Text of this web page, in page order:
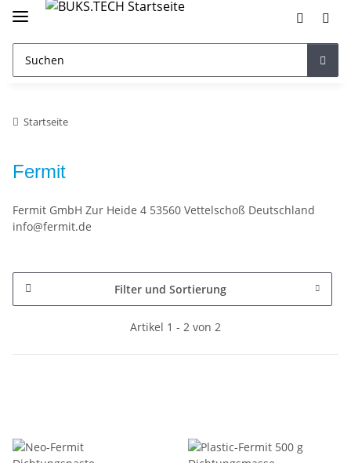
Startseite
Fermit
Fermit GmbH Zur Heide 4 53560 Vettelschoß Deutschland
info@fermit.de
Filter und Sortierung
Artikel 1 - 2 von 2